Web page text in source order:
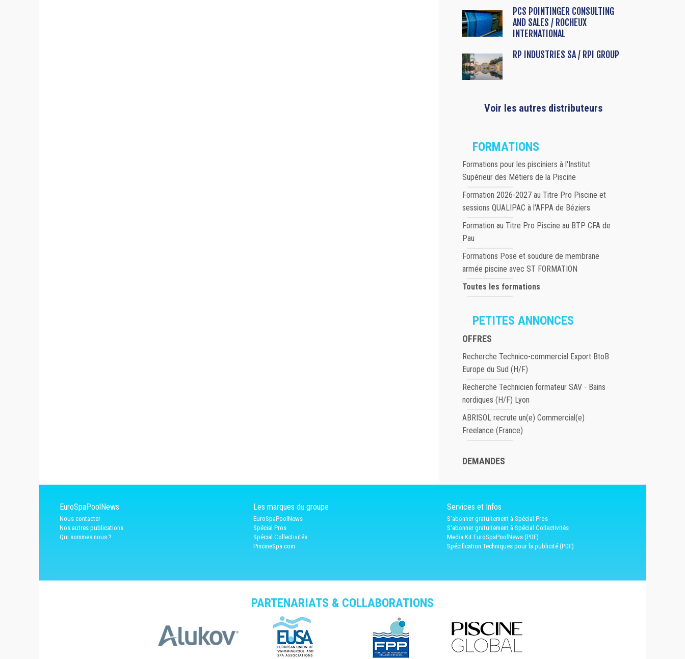
PCS POINTINGER CONSULTING
AND SALES / ROCHEUX
INTERNATIONAL
RP INDUSTRIES SA / RPI GROUP
Voir les autres distributeurs
FORMATIONS
Formations pour les pisciniers à l'Institut
Supérieur des Métiers de la Piscine
Formation 2026-2027 au Titre Pro Piscine et
sessions QUALIPAC à l'AFPA de Béziers
Formation au Titre Pro Piscine au BTP CFA de
Pau
Formations Pose et soudure de membrane
armée piscine avec ST FORMATION
Toutes les formations
PETITES ANNONCES
OFFRES
Recherche Technico-commercial Export BtoB
Europe du Sud (H/F)
Recherche Technicien formateur SAV - Bains
nordiques (H/F) Lyon
ABRISOL recrute un(e) Commercial(e)
Freelance (France)
DEMANDES
EuroSpaPoolNews
Nous contacter
Nos autres publications
Qui sommes nous ?
Les marques du groupe
EuroSpaPoolNews
Spécial Pros
Spécial Collectivités
PiscineSpa.com
Services et Infos
S'abonner gratuitement à Spécial Pros
S'abonner gratuitement à Spécial Collectivités
Media Kit EuroSpaPoolNews (PDF)
Spécification Techniques pour la publicité (PDF)
PARTENARIATS & COLLABORATIONS